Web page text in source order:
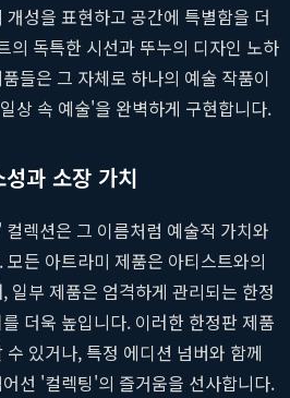
성을 표현하고 공간에 특별함을 더
의 독특한 시선과 뚜누의 디자인 노하
들은 그 자체로 하나의 예술 작품이
상 속 예술'을 완벽하게 구현합니다.
과 소장 가치
렉션은 그 이름처럼 예술적 가치와
든 아트라미 제품은 아티스트와의
일부 제품은 엄격하게 관리되는 한정
더욱 높입니다. 이러한 한정판 제품
있거나, 특정 에디션 넘버와 함께
선 '컬렉팅'의 즐거움을 선사합니다.